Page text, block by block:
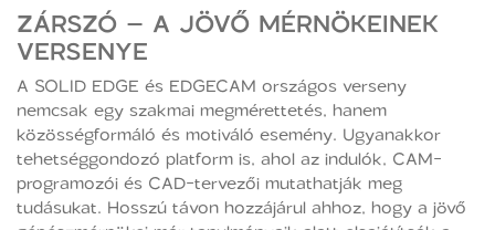
ZÁRSZÓ – A JÖVŐ MÉRNÖKEINEK
VERSENYE
A SOLID EDGE és EDGECAM országos verseny
nemcsak egy szakmai megmérettetés, hanem
közösségformáló és motiváló esemény. Ugyanakkor
tehetséggondozó platform is, ahol az indulók, CAM-
programozói és CAD-tervezői mutathatják meg
tudásukat. Hosszú távon hozzájárul ahhoz, hogy a jövő